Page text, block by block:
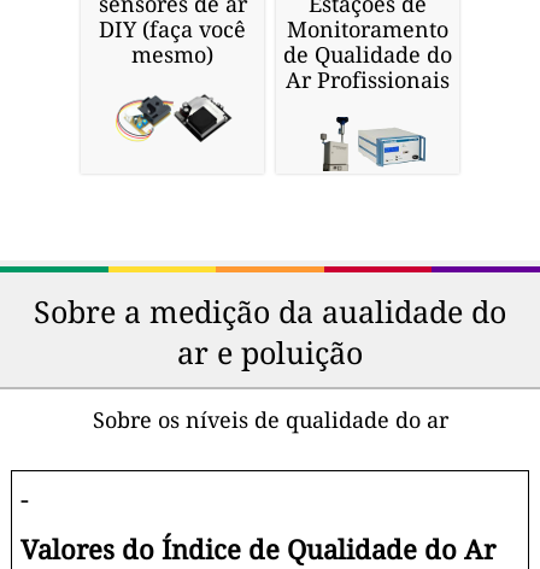
DIY (faça você
mesmo)
Monitoramento
de Qualidade do
Ar Profissionais
Sobre a medição da aualidade do
ar e poluição
Sobre os níveis de qualidade do ar
-
Valores do Índice de Qualidade do Ar